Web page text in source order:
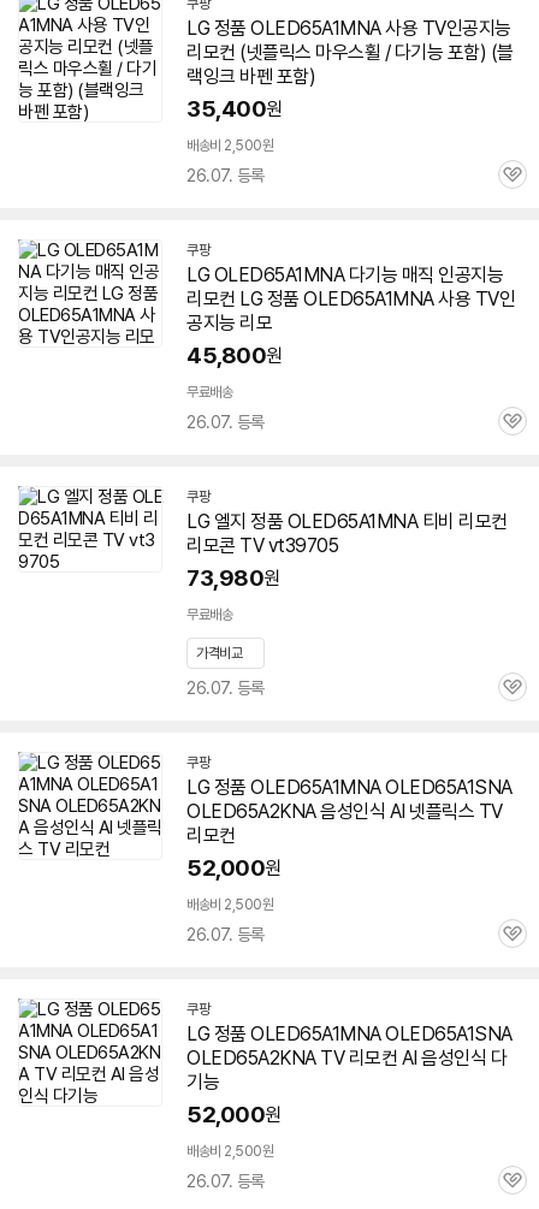
쿠팡
LG 정품 OLED65A1MNA 사용 TV인공지능
리모컨 (넷플릭스 마우스휠 / 다기능 포함) (블
랙잉크 바펜 포함)
35,400원
배송비 2,500원
26.07. 등록
관
쿠팡
LG OLED65A1MNA 다기능 매직 인공지능
리모컨 LG 정품 OLED65A1MNA 사용 TV인
공지능 리모
45,800원
무료배송
26.07. 등록
관
쿠팡
LG 엘지 정품 OLED65A1MNA 티비 리모컨
리모콘 TV vt39705
73,980원
무료배송
가격비교
26.07. 등록
관
쿠팡
LG 정품 OLED65A1MNA OLED65A1SNA
OLED65A2KNA 음성인식 AI 넷플릭스 TV
리모컨
52,000원
배송비 2,500원
26.07. 등록
관
쿠팡
LG 정품 OLED65A1MNA OLED65A1SNA
OLED65A2KNA TV 리모컨 AI 음성인식 다
기능
52,000원
배송비 2,500원
26.07. 등록
관